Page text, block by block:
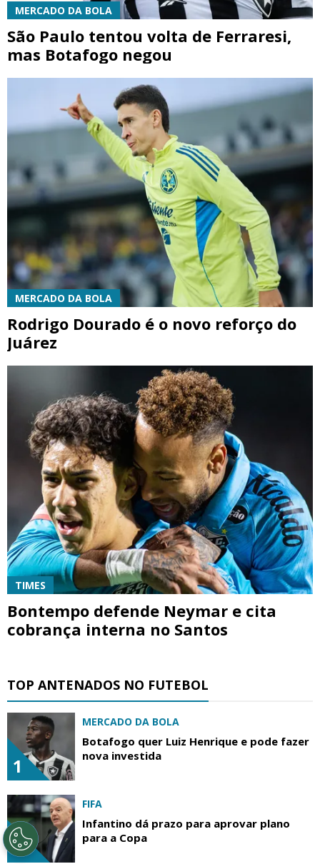
MERCADO DA BOLA
São Paulo tentou volta de Ferraresi,
mas Botafogo negou
MERCADO DA BOLA
Rodrigo Dourado é o novo reforço do
Juárez
TIMES
Bontempo defende Neymar e cita
cobrança interna no Santos
TOP ANTENADOS NO FUTEBOL
1
MERCADO DA BOLA
Botafogo quer Luiz Henrique e pode fazer
nova investida
2
FIFA
Infantino dá prazo para aprovar plano
para a Copa